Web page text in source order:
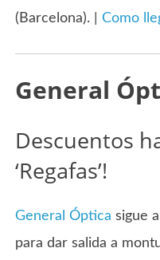
(Barcelona). |Como
General
Descuentos
‘Regafas’!
General Óptica sigue
para dar salida a